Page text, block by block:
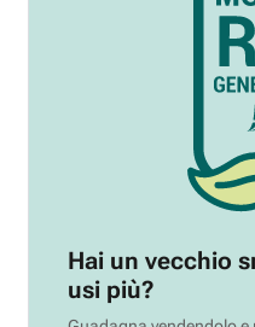
Hai un vecchio
usi più?